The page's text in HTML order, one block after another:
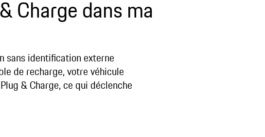
Charge dans ma
sans identification externe
de recharge, votre véhicule
& Charge, ce qui déclenche